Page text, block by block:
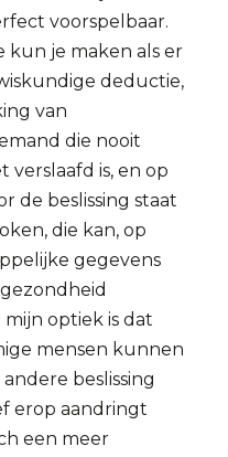
voorspelbaar.
kun je maken als er
deductie,
van
die nooit
is, en op
de beslissing staat
die kan, op
gegevens
optiek is dat
mensen kunnen
beslissing
erop aandringt
een meer